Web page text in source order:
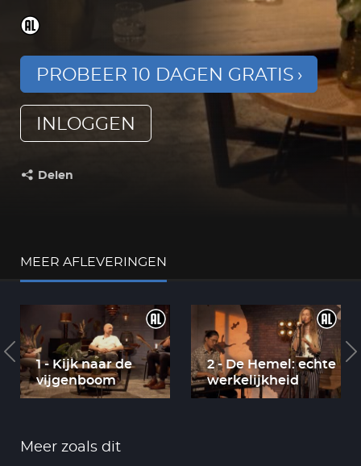
PROBEER 10 DAGEN GRATIS
INLOGGEN
Delen
MEER AFLEVERINGEN
1 - Kijk naar de
vijgenboom
2 - De Hemel: echte
werkelijkheid
Meer zoals dit